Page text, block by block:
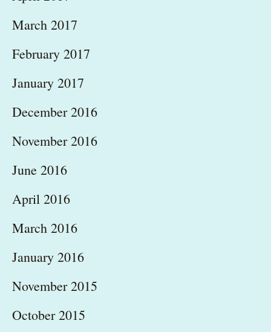
March 2017
February 2017
January 2017
December 2016
November 2016
June 2016
April 2016
March 2016
January 2016
November 2015
October 2015